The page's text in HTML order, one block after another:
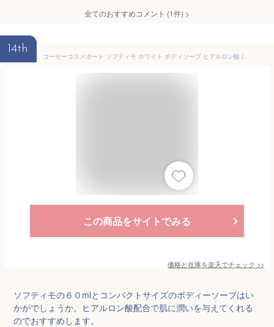
全てのおすすめコメント (1件) >
14th
コーセーコスメポート ソフティモ ホワイト ボディソープ ヒアルロン酸 (60mL) ミニサイズ
この商品をサイトでみる
価格と在庫を楽天でチェック >>
ソフティモの６０mlとコンパクトサイズのボディーソープはい
かがでしょうか。ヒアルロン酸配合で肌に潤いを与えてくれる
のでおすすめします。